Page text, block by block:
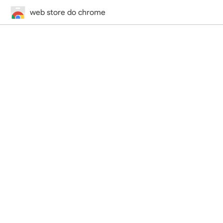
web store do chrome